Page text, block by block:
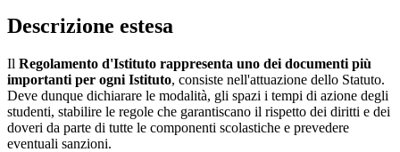
Descrizione estesa
Il Regolamento d'Istituto rappresenta uno dei documenti più
importanti per ogni Istituto, consiste nell'attuazione dello Statuto.
Deve dunque dichiarare le modalità, gli spazi i tempi di azione degli
studenti, stabilire le regole che garantiscano il rispetto dei diritti e dei
doveri da parte di tutte le componenti scolastiche e prevedere
eventuali sanzioni.